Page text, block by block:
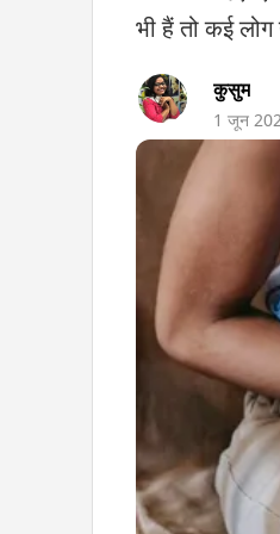
भी हैं तो कई
कुसुम
1 जून